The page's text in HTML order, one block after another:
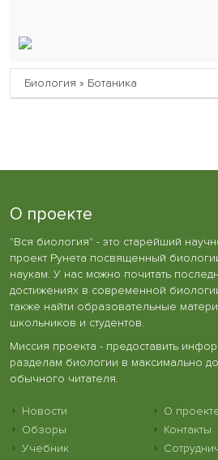
О проекте
"Вся биология" - это старейший
проект Рунета посвященный
наукам. У нас можно почитать
достижениях в современной
также найти образовательные
школьников и студентов.
Миссия проекта - предоставить
разделам биологии в максимально
обычного читателя.
Новости
Обзоры
Учебник
О
Контакты